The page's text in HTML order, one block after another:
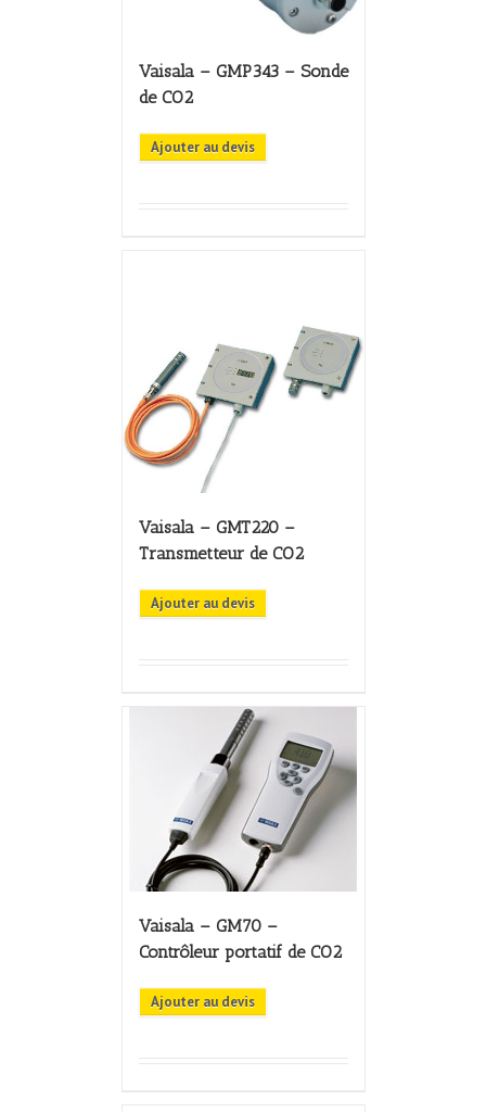
Vaisala – GMP343 – Sonde
de CO2
Ajouter au devis
Vaisala – GMT220 –
Transmetteur de CO2
Ajouter au devis
Vaisala – GM70 –
Contrôleur portatif de CO2
Ajouter au devis